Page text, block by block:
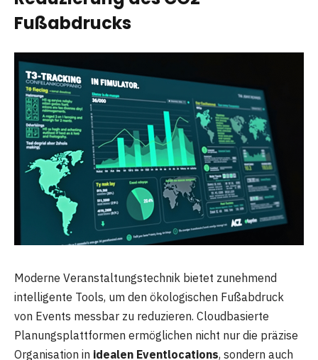
Fußabdrucks
Moderne Veranstaltungstechnik bietet zunehmend
intelligente Tools, um den ökologischen Fußabdruck
von Events messbar zu reduzieren. Cloudbasierte
Planungsplattformen ermöglichen nicht nur die präzise
Organisation in idealen Eventlocations, sondern auch